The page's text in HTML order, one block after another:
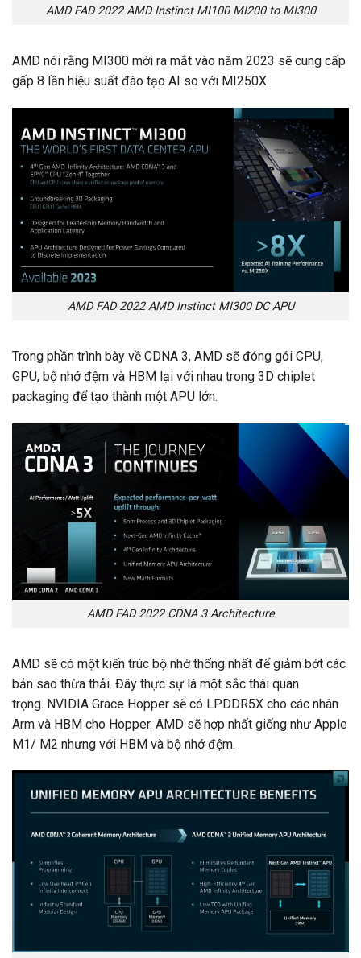
AMD FAD 2022 AMD Instinct MI100 MI200 to MI300
AMD nói rằng MI300 mới ra mắt vào năm 2023 sẽ cung cấp
gấp 8 lần hiệu suất đào tạo AI so với MI250X.
AMD FAD 2022 AMD Instinct MI300 DC APU
Trong phần trình bày về CDNA 3, AMD sẽ đóng gói CPU,
GPU, bộ nhớ đệm và HBM lại với nhau trong 3D chiplet
packaging để tạo thành một APU lớn.
AMD FAD 2022 CDNA 3 Architecture
AMD sẽ có một kiến ​​trúc bộ nhớ thống nhất để giảm bớt các
bản sao thừa thải. Đây thực sự là một sắc thái quan
trọng. NVIDIA Grace Hopper sẽ có LPDDR5X cho các nhân
Arm và HBM cho Hopper. AMD sẽ hợp nhất giống như Apple
M1/ ​M2 nhưng với HBM và bộ nhớ đệm.